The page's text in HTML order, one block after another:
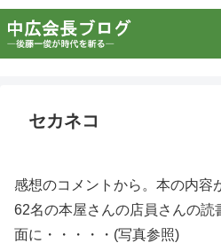
セカネコ
感想のコメントから。本の内容
62名の本屋さんの店員さんの読
面に・・・・・(写真参照)